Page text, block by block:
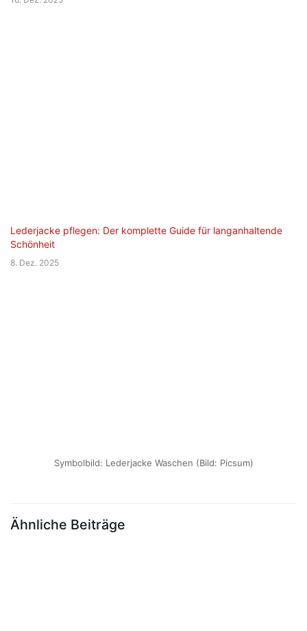
Lederjacke pflegen: Der komplette Guide für langanhaltende
Schönheit
8. Dez. 2025
Symbolbild: Lederjacke Waschen (Bild: Picsum)
Ähnliche Beiträge